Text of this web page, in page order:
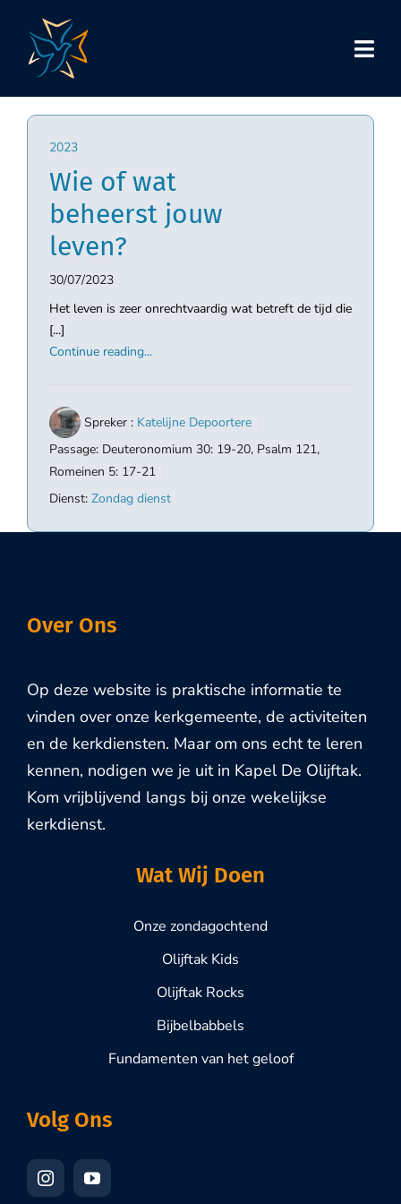
content
2023
Wie of wat
beheerst jouw
leven?
30/07/2023
Het leven is zeer onrechtvaardig wat betreft de tijd die
[...]
Continue reading...
Spreker : Katelijne Depoortere
Passage: Deuteronomium 30: 19-20, Psalm 121,
Romeinen 5: 17-21
Dienst: Zondag dienst
Over Ons
Op deze website is praktische informatie te
vinden over onze kerkgemeente, de activiteiten
en de kerkdiensten. Maar om ons echt te leren
kennen, nodigen we je uit in Kapel De Olijftak.
Kom vrijblijvend langs bij onze wekelijkse
kerkdienst.
Wat Wij Doen
Onze zondagochtend
Olijftak Kids
Olijftak Rocks
Bijbelbabbels
Fundamenten van het geloof
Volg Ons